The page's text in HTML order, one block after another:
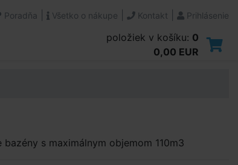
Poradňa Všetko o nákupe Kontakt Prihlásenie
položiek v košíku: 0
0,00 EUR
bazény s maximálnym objemom 110m3